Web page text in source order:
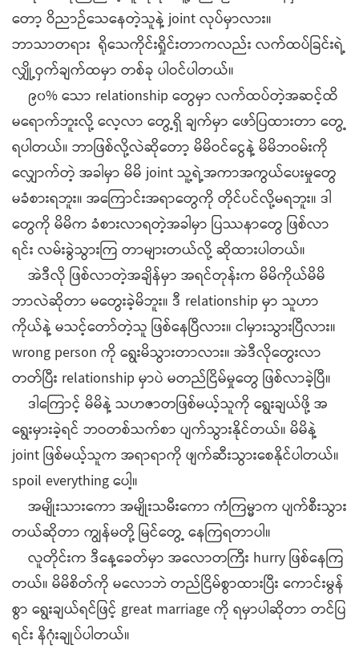
တော့ ဝိညာဉ်သေနေတဲ့သူနဲ့ joint လုပ်မှာလား။
ဘာသာတရား ရိုသေကိုင်းရှိုင်းတာကလည်း လက်ထပ်ခြင်းရဲ့
လျှို့ဝှက်ချက်ထမှာ တစ်ခု ပါဝင်ပါတယ်။
၉၀% သော relationship တွေမှာ လက်ထပ်တဲ့အဆင့်ထိ
မရောက်ဘူးလို့ လေ့လာ တွေ့ရှိ ချက်မှာ ဖော်ပြထားတာ တွေ့
ရပါတယ်။ ဘာဖြစ်လို့လဲဆိုတော့ မိမိဝင်ငွေနဲ့ မိမိဘဝမ်းကို
လျှောက်တဲ့ အခါမှာ မိမိ joint သူ့ရဲ့အကာအကွယ်ပေးမှုတွေ
မခံစားရဘူး။ အကြောင်းအရာတွေကို တိုင်ပင်လို့မရဘူး။ ဒါ
တွေကို မိမိက ခံစားလာရတဲ့အခါမှာ ပြဿနာတွေ ဖြစ်လာ
ရင်း လမ်းခွဲသွားကြ တာများတယ်လို့ ဆိုထားပါတယ်။
အဲဒီလို ဖြစ်လာတဲ့အချိန်မှာ အရင်တုန်းက မိမိကိုယ်မိမိ
ဘာလဲဆိုတာ မတွေးခဲ့မိဘူး။ ဒီ relationship မှာ သူဟာ
ကိုယ်နဲ့ မသင့်တော်တဲ့သူ ဖြစ်နေပြီလား။ ငါမှားသွားပြီလား။
wrong person ကို ရွေးမိသွားတာလား။ အဲဒီလိုတွေးလာ
တတ်ပြီး relationship မှာပဲ မတည်ငြိမ်မှုတွေ ဖြစ်လာခဲ့ပြီ။
ဒါကြောင့် မိမိနဲ့ သဟဇာတဖြစ်မယ့်သူကို ရွေးချယ်ဖို့ အ
ရွေးမှားခဲ့ရင် ဘဝတစ်သက်စာ ပျက်သွားနိုင်တယ်။ မိမိနဲ့
joint ဖြစ်မယ့်သူက အရာရာကို ဖျက်ဆီးသွားစေနိုင်ပါတယ်။
spoil everything ပေါ့။
အမျိုးသားကော အမျိုးသမီးကော ကံကြမ္မာက ပျက်စီးသွား
တယ်ဆိုတာ ကျွန်မတို့ မြင်တွေ့ နေကြရတာပါ။
လူတိုင်းက ဒီနေ့ခေတ်မှာ အလောတကြီး hurry ဖြစ်နေကြ
တယ်။ မိမိစိတ်ကို မလောဘဲ တည်ငြိမ်စွာထားပြီး ကောင်းမွန်
စွာ ရွေးချယ်ရင်ဖြင့် great marriage ကို ရမှာပါဆိုတာ တင်ပြ
ရင်း နိဂုံးချုပ်ပါတယ်။